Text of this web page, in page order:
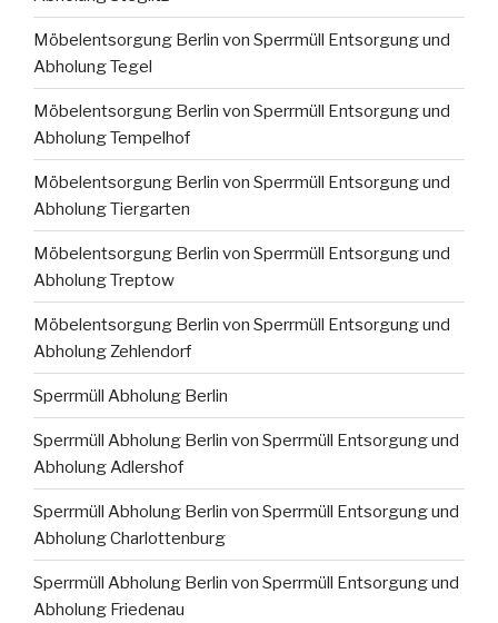
Möbelentsorgung Berlin von Sperrmüll Entsorgung und
Abholung Tegel
Möbelentsorgung Berlin von Sperrmüll Entsorgung und
Abholung Tempelhof
Möbelentsorgung Berlin von Sperrmüll Entsorgung und
Abholung Tiergarten
Möbelentsorgung Berlin von Sperrmüll Entsorgung und
Abholung Treptow
Möbelentsorgung Berlin von Sperrmüll Entsorgung und
Abholung Zehlendorf
Sperrmüll Abholung Berlin
Sperrmüll Abholung Berlin von Sperrmüll Entsorgung und
Abholung Adlershof
Sperrmüll Abholung Berlin von Sperrmüll Entsorgung und
Abholung Charlottenburg
Sperrmüll Abholung Berlin von Sperrmüll Entsorgung und
Abholung Friedenau